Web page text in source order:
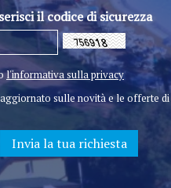
il codice di sicurezza
l'informativa sulla privacy
sulle novità e le offerte di